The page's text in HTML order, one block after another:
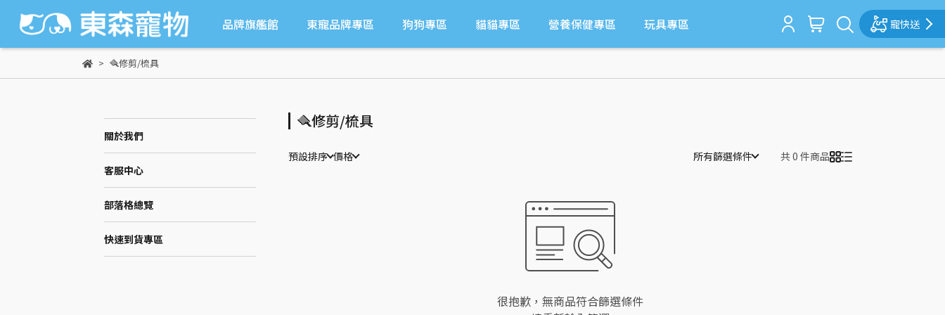
品牌旗艦館 東寵品牌專區 狗狗專區 貓貓專區 營養保健專區 玩具專區 寵快送
🪮修剪/梳具
關於我們
客服中心
部落格總覽
快速到貨專區
🪮修剪/梳具
預設排序 價格 所有篩選條件 共 0 件商品
很抱歉，無商品符合篩選條件